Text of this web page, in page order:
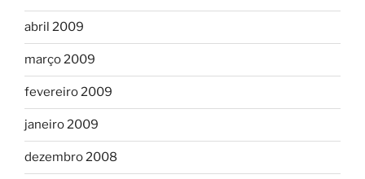
abril 2009
março 2009
fevereiro 2009
janeiro 2009
dezembro 2008